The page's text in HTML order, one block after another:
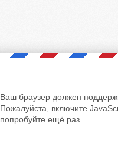
Ваш браузер должен
Пожалуйста, включите
попробуйте ещё раз